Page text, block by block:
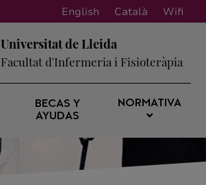
English Català Wifi
Universitat de Lleida
Facultat d'Infermeria i Fisioteràpia
BECAS Y
AYUDAS
NORMATIVA